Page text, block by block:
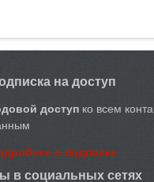
на доступ
доступ ко всем
о подписке
в социальных сетях